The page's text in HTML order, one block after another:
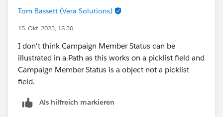
Tom Bassett (Vera Solutions)
15. Okt. 2023, 18:30
I don't think Campaign Member Status can be
illustrated in a Path as this works on a picklist field and
Campaign Member Status is a object not a picklist
field.
Als hilfreich markieren